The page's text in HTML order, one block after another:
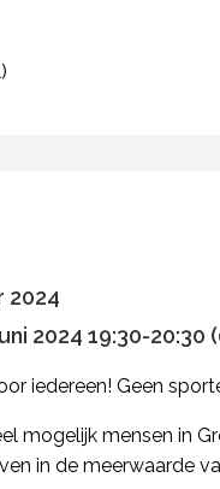
2024
2024 19:30-20:30
iedereen! Geen
mogelijk mensen in
in de meerwaarde